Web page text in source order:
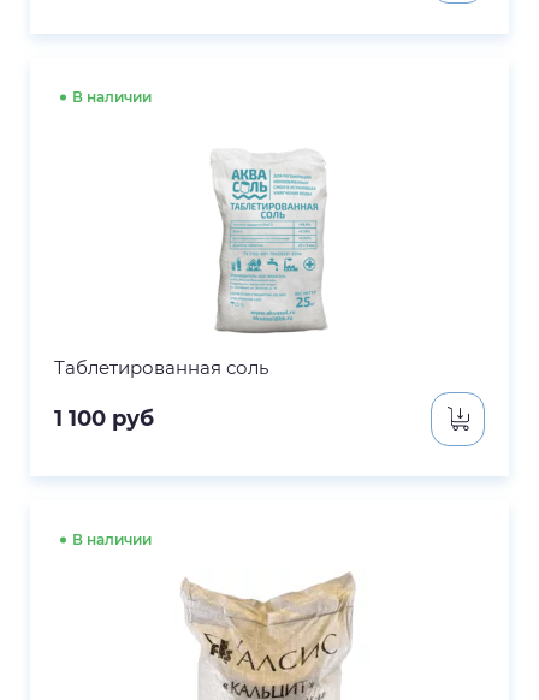
В наличии
Таблетированная соль
1 100 руб
В наличии